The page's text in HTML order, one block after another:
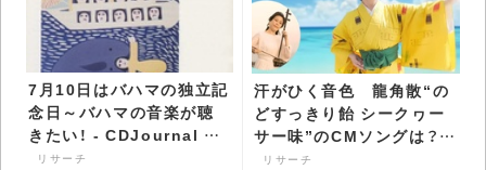
7月10日はバハマの独立記
念日～バハマの音楽が聴
きたい！ - CDJournal リ
サーチ
リサーチ
汗がひく音色 龍角散“の
どすっきり飴 シークヮー
サー味”のCMソングは？ -
CDJournal リサーチ
リサーチ